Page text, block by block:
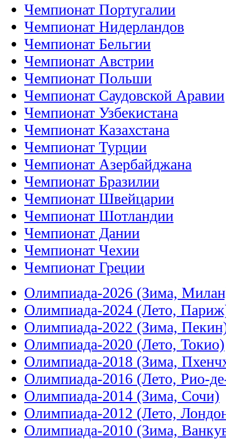
Чемпионат Португалии
Чемпионат Нидерландов
Чемпионат Бельгии
Чемпионат Австрии
Чемпионат Польши
Чемпионат Саудовской Аравии
Чемпионат Узбекистана
Чемпионат Казахстана
Чемпионат Турции
Чемпионат Азербайджана
Чемпионат Бразилии
Чемпионат Швейцарии
Чемпионат Шотландии
Чемпионат Дании
Чемпионат Чехии
Чемпионат Греции
Олимпиада-2026 (Зима,
Олимпиада-2024 (Лето,
Олимпиада-2022 (Зима,
Олимпиада-2020 (Лето, Токио)
Олимпиада-2018 (Зима,
Олимпиада-2016 (Лето, Рио-
Олимпиада-2014 (Зима, Сочи)
Олимпиада-2012 (Лето,
Олимпиада-2010 (Зима,